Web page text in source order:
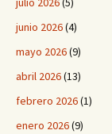
junio 2026(4)
mayo 2026(9)
abril 2026(13)
febrero 2026(1)
enero 2026(9)